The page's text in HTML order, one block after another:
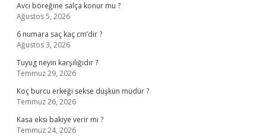
Avcı böreğine salça konur mu ?
Ağustos 5, 2026
6 numara saç kaç cm’dir ?
Ağustos 3, 2026
Tuyug neyin karşılığıdır ?
Temmuz 29, 2026
Koç burcu erkeği sekse düşkün müdür ?
Temmuz 26, 2026
Kasa eksi bakiye verir mi ?
Temmuz 24, 2026